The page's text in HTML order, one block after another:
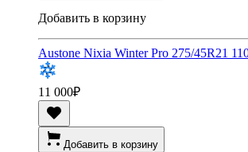
Добавить в корзину
Austone Nixia Winter Pro 275/45R21
11 000₽
Добавить в корзину